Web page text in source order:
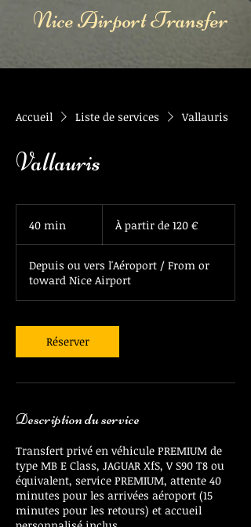
Nice Airport Transfer
Accueil Liste de services Vallauris
Vallauris
40 min
i
n
partir
euros
À partir de 120 €
Depuis ou vers l'Aéroport / From or
toward Nice Airport
Réserver
Description du service
Transfert privé en véhicule PREMIUM de
type MB E Class, JAGUAR XfS, V S90 T8 ou
équivalent, service PREMIUM, attente 40
minutes pour les arrivées aéroport (15
minutes pour les retours) et accueil